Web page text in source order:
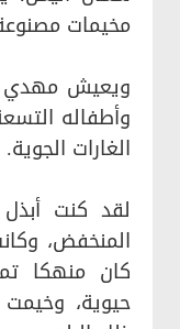
مخيمات
ويعيش مهدي
وأطفاله
الغارات
لقد كنت
المنخفض،
كان منهكا
حيوية،